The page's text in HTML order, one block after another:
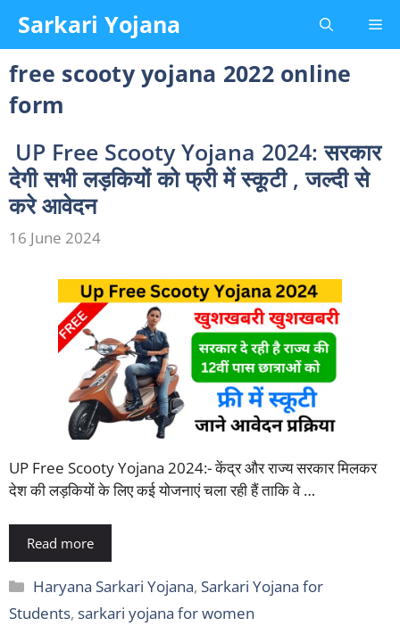
content
Sarkari Yojana
free scooty yojana 2022 online
form
UP Free Scooty Yojana 2024: सरकार
देगी सभी लड़कियों को फ्री में स्कूटी , जल्दी से
करे आवेदन
16 June 2024
UP Free Scooty Yojana 2024:- केंद्र और राज्य सरकार मिलकर
देश की लड़कियों के लिए कई योजनाएं चला रही हैं ताकि वे …
Read more
Categories
Haryana Sarkari Yojana, Sarkari Yojana for
Students, sarkari yojana for women